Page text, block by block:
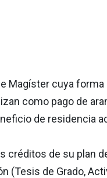
Magíster cuya
como pago de
de residencia
créditos de su plan
(Tesis de Grado,